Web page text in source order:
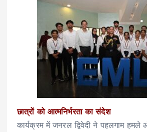
छात्रों को आत्मनिर्भरता का संदेश
कार्यक्रम में जनरल द्विवेदी ने पहलगाम